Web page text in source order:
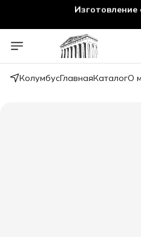
Изготовление
КолумбусГлавнаяКаталогО